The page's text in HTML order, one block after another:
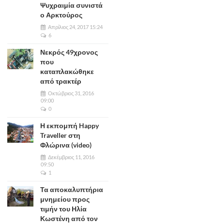
Ψυχραιμία συνιστά
ο Αρκτούρος
Απρίλιος 24, 2017 15:24
6
Νεκρός 49χρονος
που
καταπλακώθηκε
από τρακτέρ
Οκτώβριος 31, 2016
09:00
0
Η εκπομπή Happy
Traveller στη
Φλώρινα (video)
Δεκέμβριος 11, 2016
09:50
1
Τα αποκαλυπτήρια
μνημείου προς
τιμήν του Ηλία
Κωστένη από τον